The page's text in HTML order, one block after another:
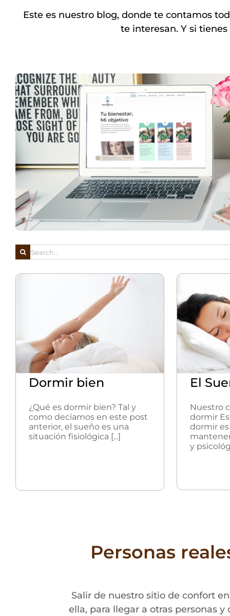
Este es nuestro blog, donde te contamos
te interesan. Y si
Buscar:
Dormir bien
¿Qué es dormir bien? Tal y
como decíamos en este post
anterior, el sueño es una
situación fisiológica [...]
El
Nuestro
dormir
dormir
y
Personas
Salir de nuestro sitio de confort
ella, para llegar a otras personas